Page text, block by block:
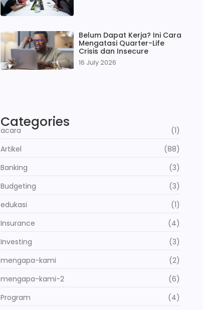
Belum Dapat Kerja? Ini Cara
Mengatasi Quarter-Life
Crisis dan Insecure
16 July 2026
Categories
acara
(1)
Artikel
(88)
Banking
(3)
Budgeting
(3)
edukasi
(1)
Insurance
(4)
Investing
(3)
mengapa-kami
(2)
mengapa-kami-2
(6)
Program
(4)